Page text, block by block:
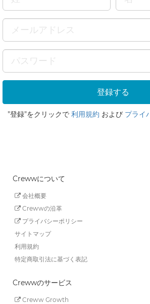
"登録"をクリックで 利用規約 および プライ
Crewwについて
会社概要
Crewwの沿革
プライバシーポリシー
サイトマップ
利用規約
特定商取引法に基づく表記
Crewwのサービス
Creww Growth